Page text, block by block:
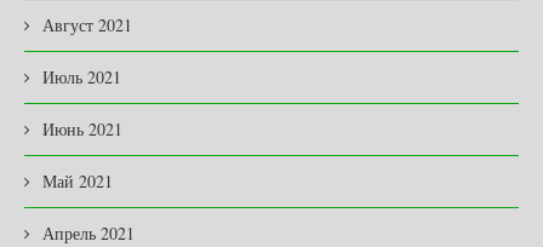
Август 2021
Июль 2021
Июнь 2021
Май 2021
Апрель 2021